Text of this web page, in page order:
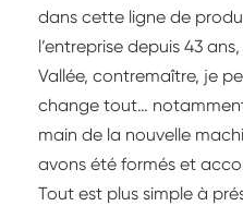
dans cette ligne de
l’entreprise depuis 43
Vallée, contremaître, je
change tout…
main de la nouvelle
avons été formés et
Tout est plus simple à